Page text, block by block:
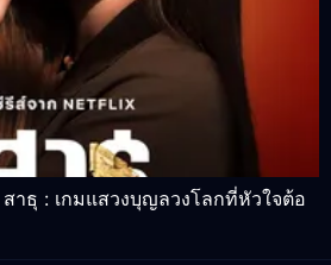
าธุ : เกมแสวงบุญลวงโลกที่หัวใจต้อ